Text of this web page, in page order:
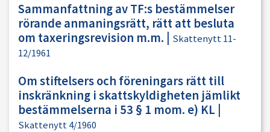
Sammanfattning av TF:s bestämmelser
rörande anmaningsrätt, rätt att besluta
om taxeringsrevision m.m.
Skattenytt 11-
12/1961
Om stiftelsers och föreningars rätt till
inskränkning i skattskyldigheten jämlikt
bestämmelserna i 53 § 1 mom. e) KL
Skattenytt 4/1960